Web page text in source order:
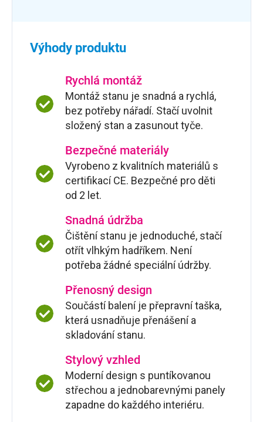
Výhody produktu
Rychlá montáž
Montáž stanu je snadná a rychlá,
bez potřeby nářadí. Stačí uvolnit
složený stan a zasunout tyče.
Bezpečné materiály
Vyrobeno z kvalitních materiálů s
certifikací CE. Bezpečné pro děti
od 2 let.
Snadná údržba
Čištění stanu je jednoduché, stačí
otřít vlhkým hadříkem. Není
potřeba žádné speciální údržby.
Přenosný design
Součástí balení je přepravní taška,
která usnadňuje přenášení a
skladování stanu.
Stylový vzhled
Moderní design s puntíkovanou
střechou a jednobarevnými panely
zapadne do každého interiéru.